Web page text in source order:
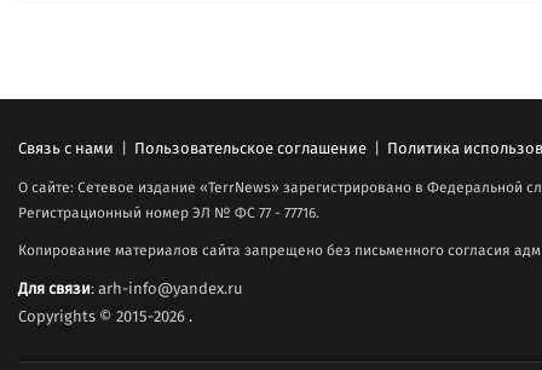
Связь с нами | Пользовательское соглашение | Политика
О сайте: Сетевое издание «TerrNews» зарегистрировано в Федеральной
Регистрационный номер ЭЛ № ФС 77 - 77716.
Копирование материалов сайта запрещено без письменного согласия
Для связи: arh-info@yandex.ru
Copyrights © 2015-2026.